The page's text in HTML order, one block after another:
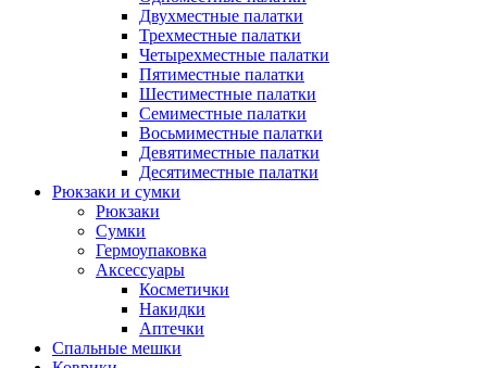
Двухместные палатки
Трехместные палатки
Четырехместные палатки
Пятиместные палатки
Шестиместные палатки
Семиместные палатки
Восьмиместные палатки
Девятиместные палатки
Десятиместные палатки
Рюкзаки и сумки
Рюкзаки
Сумки
Гермоупаковка
Аксессуары
Косметички
Накидки
Аптечки
Спальные мешки